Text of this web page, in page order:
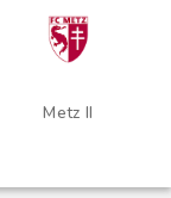
Metz II